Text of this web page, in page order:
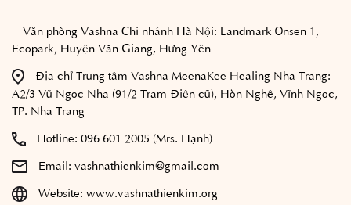
Văn phòng Vashna Chi nhánh Hà Nội: Landmark Onsen 1,
Ecopark, Huyện Văn Giang, Hưng Yên
Địa chỉ Trung tâm Vashna MeenaKee Healing Nha Trang:
A2/3 Vũ Ngọc Nhạ (91/2 Trạm Điện cũ), Hòn Nghê, Vĩnh Ngọc,
TP. Nha Trang
Hotline: 096 601 2005 (Mrs. Hạnh)
Email: vashnathienkim@gmail.com
Website: www.vashnathienkim.org